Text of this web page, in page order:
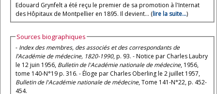
Edouard Grynfelt a été reçu le premier de sa promotion à l'Internat
des Hôpitaux de Montpellier en 1895. Il devient... (lire la suite...)
Sources biographiques
- Index des membres, des associés et des correspondants de
l’Académie de médecine, 1820-1990, p. 93. - Notice par Charles Laubry
le 12 juin 1956, Bulletin de l'Académie nationale de médecine, 1956,
tome 140-N°19 p. 316. - Éloge par Charles Oberling le 2 juillet 1957,
Bulletin de l'Académie nationale de médecine, Tome 141-N°22, p. 452-
454.